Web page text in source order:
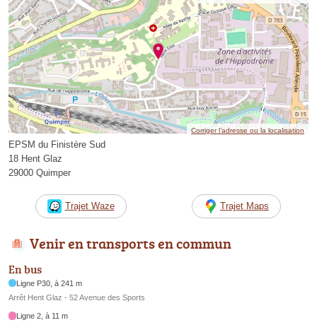
Corriger l’adresse ou la localisation
EPSM du Finistère Sud
18 Hent Glaz
29000 Quimper
Trajet Waze Trajet Maps
Venir en transports en commun
En bus
Ligne P30, à 241 m
Arrêt Hent Glaz - 52 Avenue des Sports
Ligne 2, à 11 m